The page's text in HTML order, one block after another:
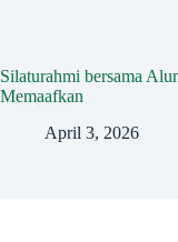
Silaturahmi bersama
Memaafkan
April 3, 2026